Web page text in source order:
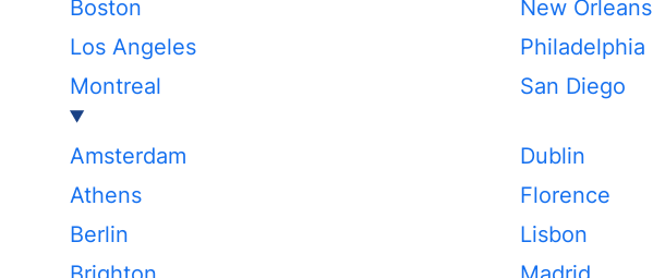
Boston
Los Angeles
Montreal
New Orleans
Philadelphia
San Diego
Amsterdam
Athens
Berlin
Dublin
Florence
Lisbon